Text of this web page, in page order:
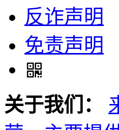
反诈声明
免责声明
关于我们：